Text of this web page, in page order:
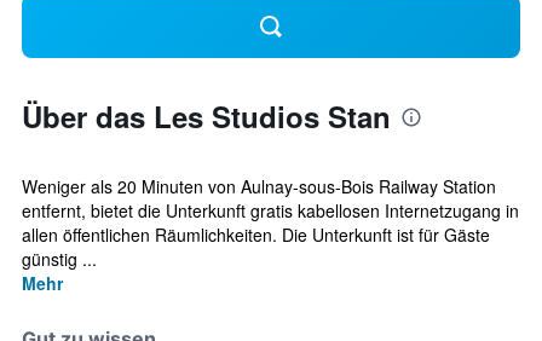
Über das Les Studios Stan
Weniger als 20 Minuten von Aulnay-sous-Bois Railway Station
entfernt, bietet die Unterkunft gratis kabellosen Internetzugang in
allen öffentlichen Räumlichkeiten. Die Unterkunft ist für Gäste
günstig ...
Mehr